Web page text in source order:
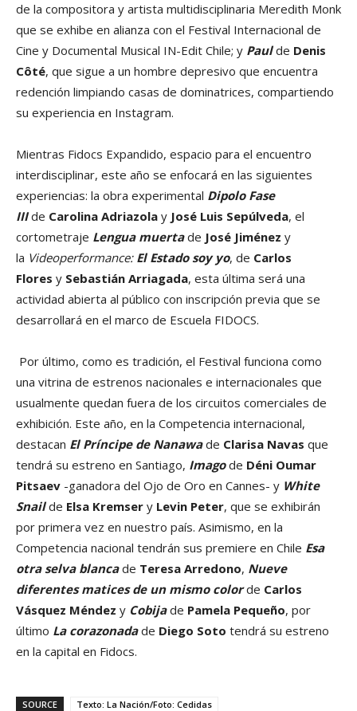
de la compositora y artista multidisciplinaria Meredith Monk
que se exhibe en alianza con el Festival Internacional de
Cine y Documental Musical IN-Edit Chile; y Paulde Denis
Côté, que sigue a un hombre depresivo que encuentra
redención limpiando casas de dominatrices, compartiendo
su experiencia en Instagram.
Mientras Fidocs Expandido, espacio para el encuentro
interdisciplinar, este año se enfocará en las siguientes
experiencias: la obra experimental Dipolo Fase
IIIde Carolina Adriazola y José Luis Sepúlveda, el
cortometraje Lengua muertade José Jiménez y
la Videoperformance: El Estado soy yo, de Carlos
Flores y Sebastián Arriagada, esta última será una
actividad abierta al público con inscripción previa que se
desarrollará en el marco de Escuela FIDOCS.
Por último, como es tradición, el Festival funciona como
una vitrina de estrenos nacionales e internacionales que
usualmente quedan fuera de los circuitos comerciales de
exhibición. Este año, en la Competencia internacional,
destacan El Príncipe de Nanawade Clarisa Navas que
tendrá su estreno en Santiago, Imagode Déni Oumar
Pitsaev -ganadora del Ojo de Oro en Cannes- y White
Snail de Elsa Kremser y Levin Peter, que se exhibirán
por primera vez en nuestro país. Asimismo, en la
Competencia nacional tendrán sus premiere en Chile Esa
otra selva blancade Teresa Arredono, Nueve
diferentes matices de un mismo colorde Carlos
Vásquez Méndez y Cobijade Pamela Pequeño, por
último La corazonadade Diego Soto tendrá su estreno
en la capital en Fidocs.
SOURCE
Texto: La Nación/Foto: Cedidas